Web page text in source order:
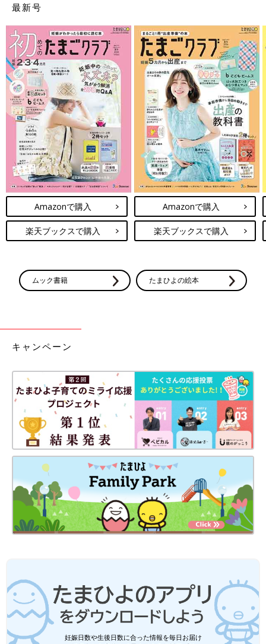
最新号
Amazonで購入
楽天ブックスで購入
Amazonで購入
楽天ブックスで購入
ムック書籍 たまひよの絵本
キャンペーン
妊娠日数や生後日数に合った情報を毎日お届け